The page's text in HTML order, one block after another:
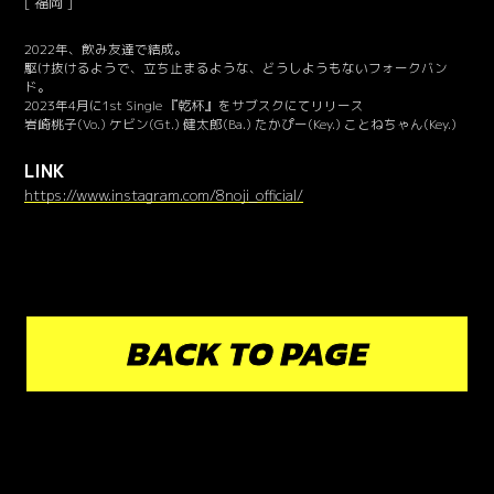
2022年、飲み友達で結成。
駆け抜けるようで、立ち止まるような、どうしようもないフォークバン
ド。
2023年4月に1st Single 『乾杯』をサブスクにてリリース
岩崎桃子(Vo.) ケビン(Gt.) 健太郎(Ba.) たかぴー(Key.) ことねちゃん(Key.)
LINK
https://www.instagram.com/8noji_official/
BACK TO PAGE